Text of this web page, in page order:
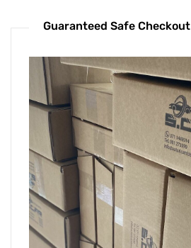
Guaranteed Safe Checkout